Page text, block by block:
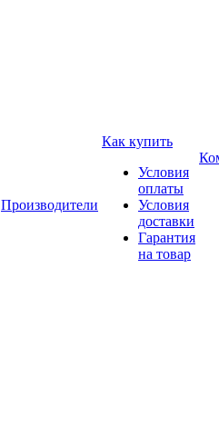
Производители
Как купить
Условия
оплаты
Условия
доставки
Гарантия
на товар